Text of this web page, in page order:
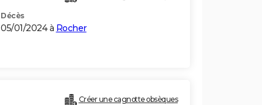
Décès
05/01/2024 à Rocher
Créer une cagnotte obsèques